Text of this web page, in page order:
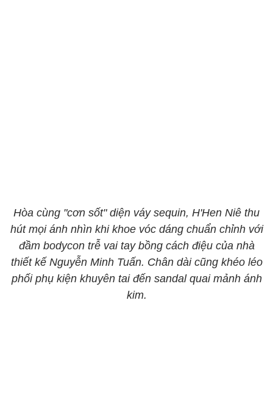
Hòa cùng "cơn sốt" diện váy sequin, H'Hen Niê thu
hút mọi ánh nhìn khi khoe vóc dáng chuẩn chỉnh với
đầm bodycon trễ vai tay bồng cách điệu của nhà
thiết kế Nguyễn Minh Tuấn. Chân dài cũng khéo léo
phối phụ kiện khuyên tai đến sandal quai mảnh ánh
kim.